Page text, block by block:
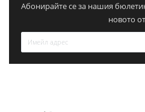
Абонирайте се за нашия
новото